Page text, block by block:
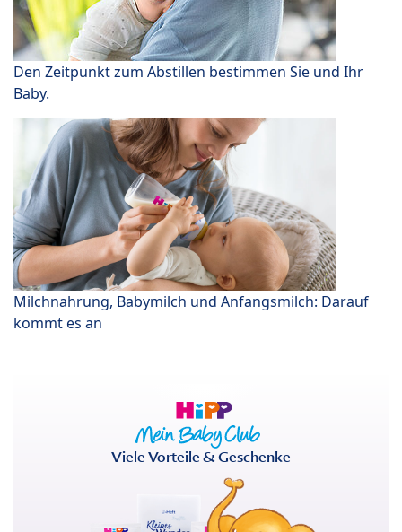
Den Zeitpunkt zum Abstillen bestimmen Sie und Ihr
Baby.
Milchnahrung, Babymilch und Anfangsmilch: Darauf
kommt es an
Viele Vorteile & Geschenke